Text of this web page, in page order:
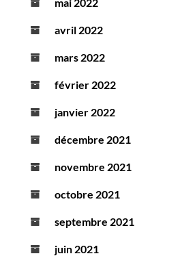
avril 2022
mars 2022
février 2022
janvier 2022
décembre 2021
novembre 2021
octobre 2021
septembre 2021
juin 2021